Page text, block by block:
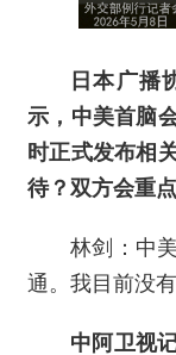
日本广播
示，中美首脑
时正式发布相
待？双方会重
林剑：中
通。我目前没
中阿卫视